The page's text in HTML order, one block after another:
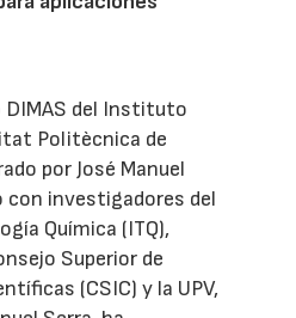
DIMAS del Instituto
Politècnica de
por José Manuel
con investigadores del
Química (ITQ),
Superior de
(CSIC) y la UPV,